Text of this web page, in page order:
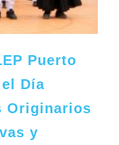
Puerto
Día
Originarios
y